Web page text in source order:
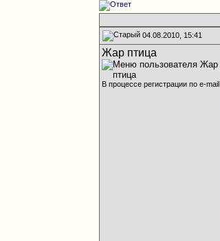
04.08.2010, 15:41
Жар птица
В процессе регистрации по e-mail